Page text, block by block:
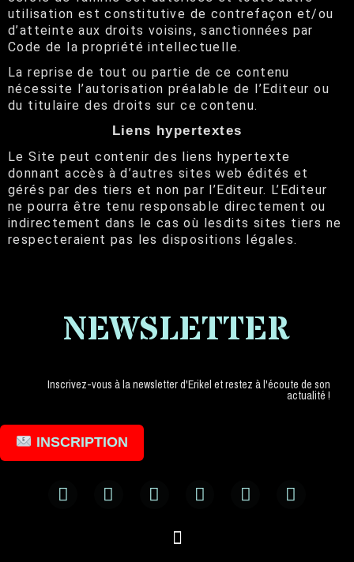
PHOTOS
VIDEOS
CONTACT
CONTACT PRO
utilisation est constitutive de contrefaçon et/ou
d’atteinte aux droits voisins, sanctionnées par
Code de la propriété intellectuelle.
La reprise de tout ou partie de ce contenu
nécessite l’autorisation préalable de l’Editeur ou
du titulaire des droits sur ce contenu.
Liens hypertextes
Le Site peut contenir des liens hypertexte
donnant accès à d’autres sites web édités et
gérés par des tiers et non par l’Editeur. L’Editeur
ne pourra être tenu responsable directement ou
indirectement dans le cas où lesdits sites tiers ne
respecteraient pas les dispositions légales.
NEWSLETTER
Inscrivez-vous à la newsletter d'Erikel et restez à l'écoute de son
actualité !
INSCRIPTION